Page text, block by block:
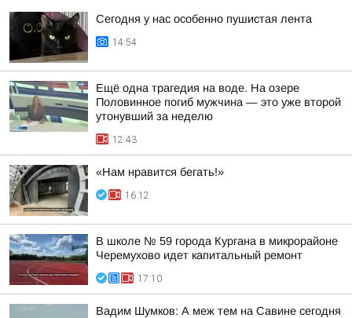
Сегодня у нас особенно пушистая лента
14:54
Ещё одна трагедия на воде. На озере
Половинное погиб мужчина — это уже второй
утонувший за неделю
12:43
«Нам нравится бегать!»
16:12
В школе № 59 города Кургана в микрорайоне
Черемухово идет капитальный ремонт
17:10
Вадим Шумков: А меж тем на Савине сегодня